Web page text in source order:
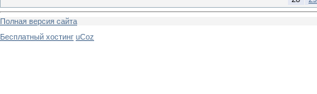
Полная версия сайта
Бесплатный хостинг uCoz